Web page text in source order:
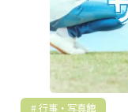
行事・写真館